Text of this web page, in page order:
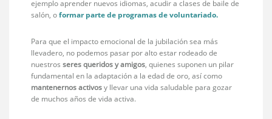
ejemplo aprender nuevos idiomas, acudir a clases de baile de
salón, oformar parte de programas de voluntariado.
Para que el impacto emocional de la jubilación sea más
llevadero, no podemos pasar por alto estar rodeado de
nuestrosseres queridos y amigos, quienes suponen un pilar
fundamental en la adaptación a la edad de oro, así como
mantenernos activosy llevar una vida saludable para gozar
de muchos años de vida activa.